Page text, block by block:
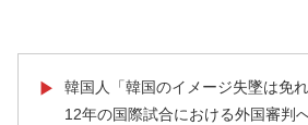
▶
韓国人「韓国のイメージ失墜は免
12年の国際試合における外国審判